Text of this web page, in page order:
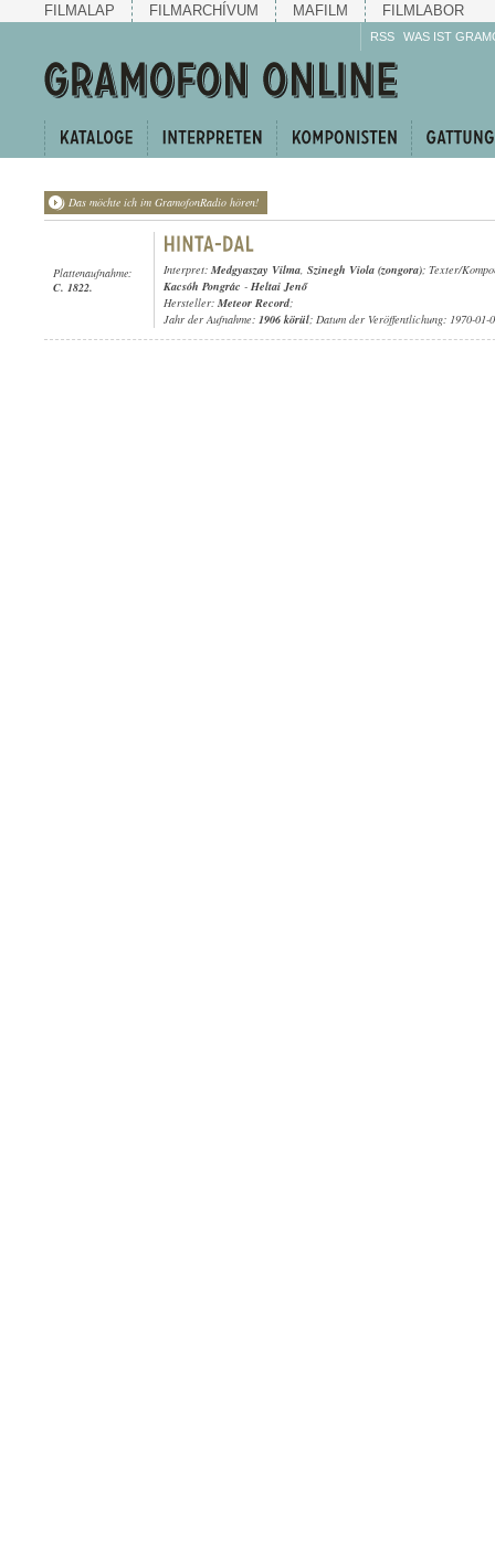
FILMALAP FILMARCHÍVUM MAFILM FILMLABOR
RSS WAS IST
Das möchte ich im GramofonRadio hören!
Plattenaufnahme:
C. 1822.
Interpret: Medgyaszay Vilma, Szinegh Viola (zongora); Texter/
Kacsóh Pongrác - Heltai Jenő
Hersteller: Meteor Record;
Jahr der Aufnahme: 1906 körül; Datum der Veröffentlichung: 1970-01-